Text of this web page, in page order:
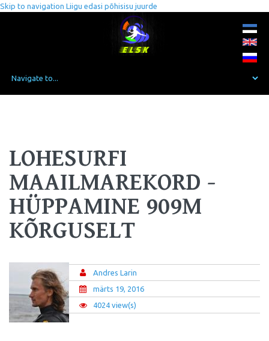
Skip to navigation Liigu edasi põhisisu juurde
LOHESURFI
MAAILMAREKORD -
HÜPPAMINE 909M
KÕRGUSELT
Andres Larin
märts 19, 2016
4024 view(s)